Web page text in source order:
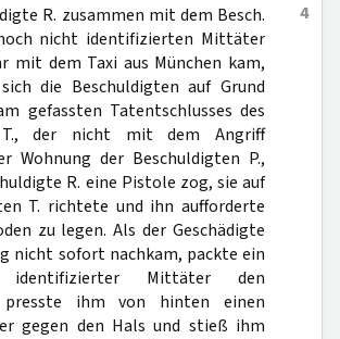
4
R. zusammen mit dem Besch.
nicht identifizierten Mittäter
mit dem Taxi aus München kam,
die Beschuldigten auf Grund
gefassten Tatentschlusses des
T., der nicht mit dem Angriff
Wohnung der Beschuldigten P.,
R. eine Pistole zog, sie auf
T. richtete und ihn aufforderte
zu legen. Als der Geschädigte
nicht sofort nachkam, packte ein
Mittäter den
presste ihm von hinten einen
gegen den Hals und stieß ihm